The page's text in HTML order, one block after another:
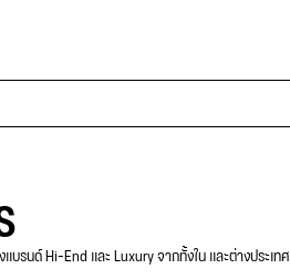
บรนด์ Hi-End และ Luxury จากทั้งใน และต่างประเทศ